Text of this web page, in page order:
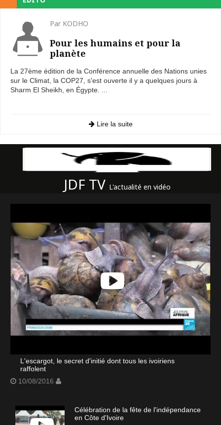
Par KODHO
Pour les humains et pour la
planète
La 27ème édition de la Conférence annuelle des Nations unies
sur le Climat, la COP27, s'est ouverte il y a quelques jours à
Sharm El Sheikh, en Égypte. ...
Lire la suite
JDF TV L'actualité en vidéo
L'escargot, le secret d'initié dont tous les ivoiriens
raffolent
10/08/2016
Célébration de la fête de l'indépendance
en Côte d'Ivoire